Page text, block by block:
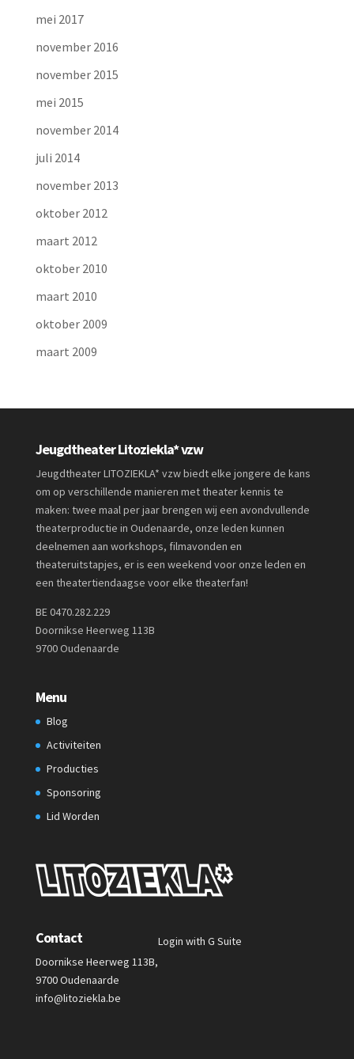
mei 2017
november 2016
november 2015
mei 2015
november 2014
juli 2014
november 2013
oktober 2012
maart 2012
oktober 2010
maart 2010
oktober 2009
maart 2009
Jeugdtheater Litoziekla* vzw
Jeugdtheater LITOZIEKLA* vzw biedt elke jongere de kans
om op verschillende manieren met theater kennis te
maken: twee maal per jaar brengen wij een avondvullende
theaterproductie in Oudenaarde, onze leden kunnen
deelnemen aan workshops, filmavonden en
theateruitstapjes, er is een weekend voor onze leden en
een theatertiendaagse voor elke theaterfan!
BE 0470.282.229
Doornikse Heerweg 113B
9700 Oudenaarde
Menu
Blog
Activiteiten
Producties
Sponsoring
Lid Worden
Contact
Doornikse Heerweg 113B,
9700 Oudenaarde
info@litoziekla.be
Login with G Suite